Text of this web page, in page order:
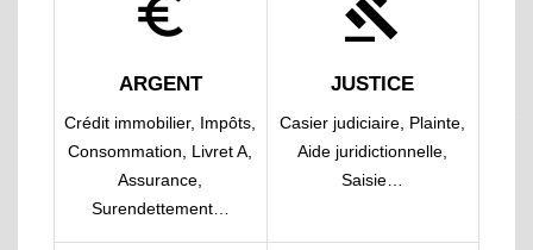
euro_symbol
ARGENT
Crédit immobilier, Impôts,
Consommation, Livret A,
Assurance,
Surendettement…
gavel
JUSTICE
Casier judiciaire, Plainte,
Aide juridictionnelle,
Saisie…